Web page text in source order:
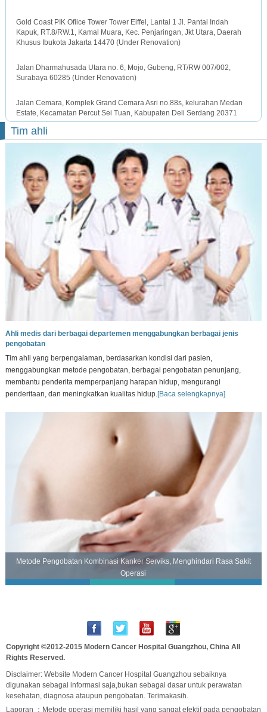
Gold Coast PIK Ofiice Tower Tower Eiffel, Lantai 1 Jl. Pantai Indah
Kapuk, RT.8/RW.1, Kamal Muara, Kec. Penjaringan, Jkt Utara, Daerah
Khusus Ibukota Jakarta 14470 (Under Renovation)
Jalan Dharmahusada Utara no. 6, Mojo, Gubeng, RT/RW 007/002,
Surabaya 60285 (Under Renovation)
Jalan Cemara, Komplek Grand Cemara Asri no.88s, kelurahan Medan
Estate, Kecamatan Percut Sei Tuan, Kabupaten Deli Serdang 20371
Tim ahli
Ahli medis dari berbagai departemen menggabungkan berbagai jenis
pengobatan
Tim ahli yang berpengalaman, berdasarkan kondisi dari pasien,
menggabungkan metode pengobatan, berbagai pengobatan penunjang,
membantu penderita memperpanjang harapan hidup, mengurangi
penderitaan, dan meningkatkan kualitas hidup.[Baca selengkapnya]
Metode Pengobatan Kombinasi Kanker Serviks, Menghindari Rasa Sakit
Operasi
Copyright ©2012-2015 Modern Cancer Hospital Guangzhou, China All
Rights Reserved.
Disclaimer: Website Modern Cancer Hospital Guangzhou sebaiknya
digunakan sebagai informasi saja,bukan sebagai dasar untuk perawatan
kesehatan, diagnosa ataupun pengobatan. Terimakasih.
Laporan ：Metode operasi memiliki hasil yang sangat efektif pada pengobatan